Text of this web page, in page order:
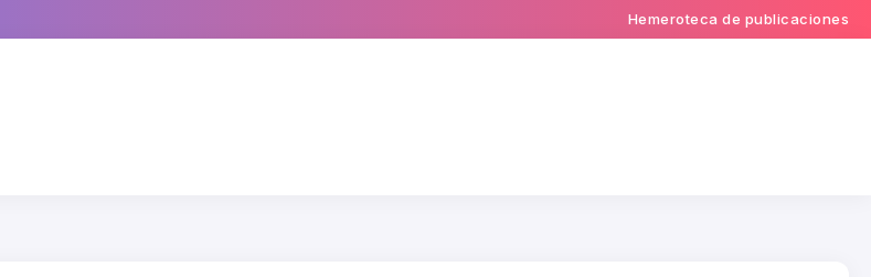
Hemeroteca de publicaciones